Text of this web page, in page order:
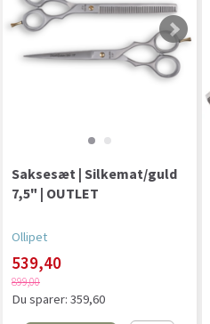
Saksesæt | Silkemat/guld
7,5" | OUTLET
Ollipet
539,40
899,00
Du sparer: 359,60